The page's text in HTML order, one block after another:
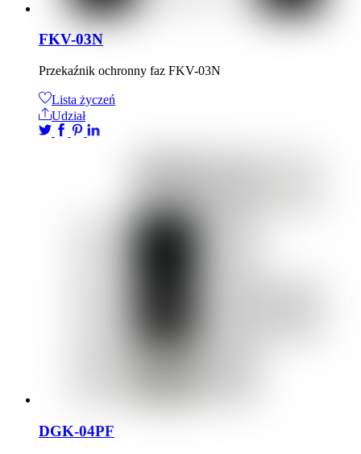
FKV-03N
Przekaźnik ochronny faz FKV-03N
Lista życzeń
Udział
DGK-04PF